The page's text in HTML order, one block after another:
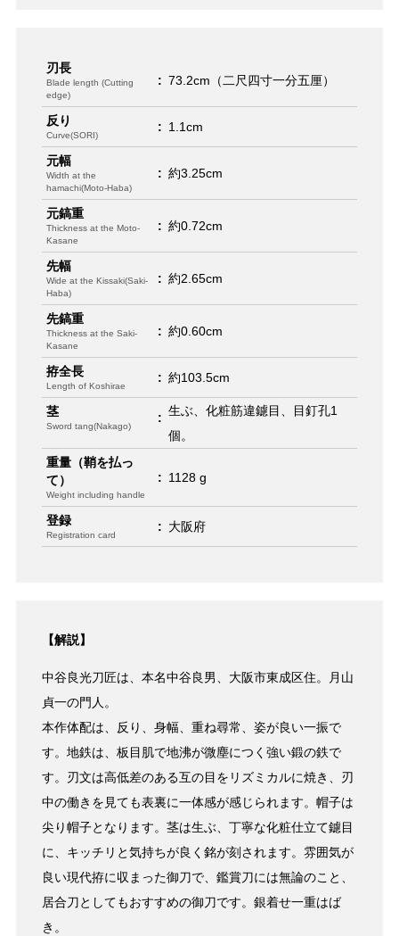
刃長
Blade length (Cutting
edge)
: 73.2cm（二尺四寸一分五厘）
反り
Curve(SORI)
: 1.1cm
元幅
Width at the
hamachi(Moto-Haba)
: 約3.25cm
元鎬重
Thickness at the Moto-
Kasane
: 約0.72cm
先幅
Wide at the Kissaki(Saki-
Haba)
: 約2.65cm
先鎬重
Thickness at the Saki-
Kasane
: 約0.60cm
拵全長
Length of Koshirae
: 約103.5cm
茎
Sword tang(Nakago)
: 生ぶ、化粧筋違鑢目、目釘孔1
個。
重量（鞘を払っ
て）
Weight including handle
: 1128 g
登録
Registration card
: 大阪府
【解説】
中谷良光刀匠は、本名中谷良男、大阪市東成区住。月山
貞一の門人。
本作体配は、反り、身幅、重ね尋常、姿が良い一振で
す。地鉄は、板目肌で地沸が微塵につく強い鍛の鉄で
す。刃文は高低差のある互の目をリズミカルに焼き、刃
中の働きを見ても表裏に一体感が感じられます。帽子は
尖り帽子となります。茎は生ぶ、丁寧な化粧仕立て鑢目
に、キッチリと気持ちが良く銘が刻されます。雰囲気が
良い現代拵に収まった御刀で、鑑賞刀には無論のこと、
居合刀としてもおすすめの御刀です。銀着せ一重はば
き。